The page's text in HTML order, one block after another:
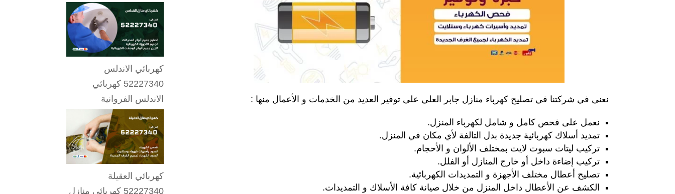
نعنى في شركتنا في تصليح كهرباء منازل جابر العلي على توفير العديد من الخدمات و الأعمال منها :
نعمل على فحص كامل و شامل لكهرباء المنزل.
تمديد أسلاك كهربائية جديدة بدل التالفة لأي مكان في المنزل.
تركيب ليتات سبوت لايت بمختلف الألوان و الأحجام.
تركيب إضاءة داخل أو خارج المنازل أو الفلل.
تصليح أعطال مختلف الأجهزة و التمديدات الكهربائية.
الكشف عن الأعطال داخل المنزل من خلال صيانة كافة الأسلاك و التمديدات.
كهربائي الاندلس
52227340 كهربائي
الاندلس الفروانية
كهربائي العقيلة
52227340 كهربائي منازل